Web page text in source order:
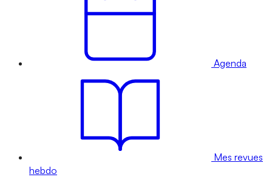
Agenda
Mes revues
hebdo